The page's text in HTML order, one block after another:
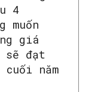
4
muốn
giá
sẽ đạt
năm